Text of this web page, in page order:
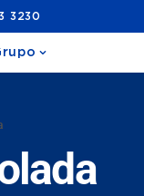
3230